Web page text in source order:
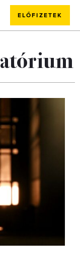
ELŐFIZETEK